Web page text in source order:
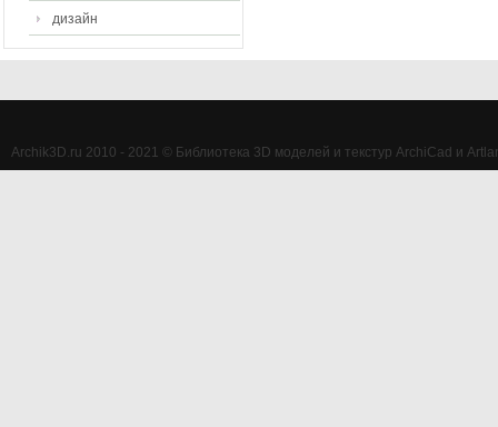
дизайн
Archik3D.ru 2010 - 2021 © Библиотека 3D моделей и текстур ArchiCad и